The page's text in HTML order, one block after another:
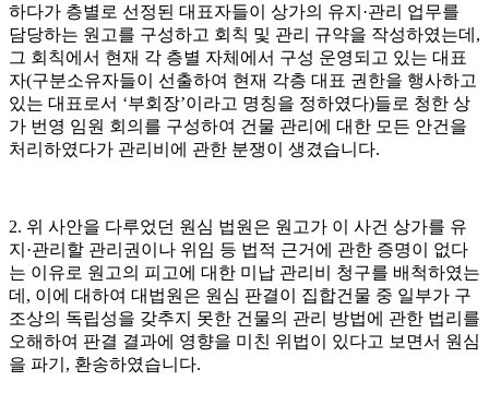
하다가 층별로 선정된 대표자들이 상가의 유지·관리 업무를
담당하는 원고를 구성하고 회칙 및 관리 규약을 작성하였는데,
그 회칙에서 현재 각 층별 자체에서 구성 운영되고 있는 대표
자(구분소유자들이 선출하여 현재 각층 대표 권한을 행사하고
있는 대표로서 ‘부회장’이라고 명칭을 정하였다)들로 청한 상
가 번영 임원 회의를 구성하여 건물 관리에 대한 모든 안건을
처리하였다가 관리비에 관한 분쟁이 생겼습니다.
2. 위 사안을 다루었던 원심 법원은 원고가 이 사건 상가를 유
지·관리할 관리권이나 위임 등 법적 근거에 관한 증명이 없다
는 이유로 원고의 피고에 대한 미납 관리비 청구를 배척하였는
데, 이에 대하여 대법원은 원심 판결이 집합건물 중 일부가 구
조상의 독립성을 갖추지 못한 건물의 관리 방법에 관한 법리를
오해하여 판결 결과에 영향을 미친 위법이 있다고 보면서 원심
을 파기, 환송하였습니다.